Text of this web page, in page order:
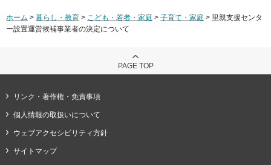
ホーム > 暮らし・教育 > こども・若者・家庭 > 子育て・家庭 > 里親支援センタ
ー設置運営候補事業者の決定について
PAGE TOP
リンク・著作権・免責事項
個人情報の取扱いについて
ウェブアクセシビリティ方針
サイトマップ